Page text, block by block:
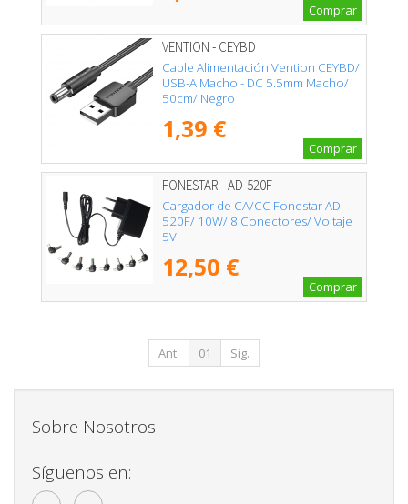
Comprar
VENTION - CEYBD
Cable Alimentación Vention CEYBD/
USB-A Macho - DC 5.5mm Macho/
50cm/ Negro
1,39 €
Comprar
FONESTAR - AD-520F
Cargador de CA/CC Fonestar AD-
520F/ 10W/ 8 Conectores/ Voltaje
5V
12,50 €
Comprar
Ant. 01 Sig.
Sobre Nosotros
Síguenos en: